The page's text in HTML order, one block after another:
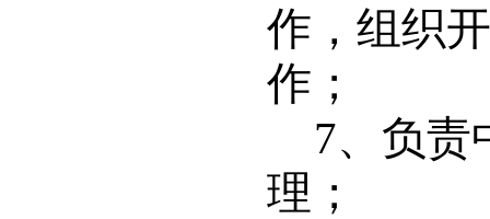
作，组织
作；
7、负责
理；